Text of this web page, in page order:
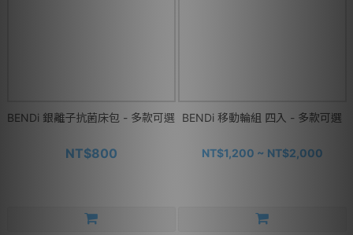
BENDi 銀離子抗菌床包 - 多款可選
NT$800
BENDi 移動輪組 四入 - 多款可選
NT$1,200 ~ NT$2,000